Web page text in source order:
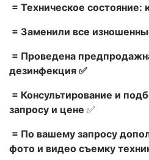
= Техническое состояние:
= Заменили все
= Проведена
дезинфекция ✅
= Консультирование и
запросу и цене ✅
= По вашему запросу
фото и видео съемку